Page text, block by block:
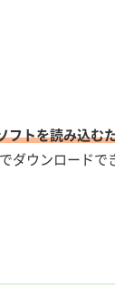
フトを読み込む
ダウンロードで